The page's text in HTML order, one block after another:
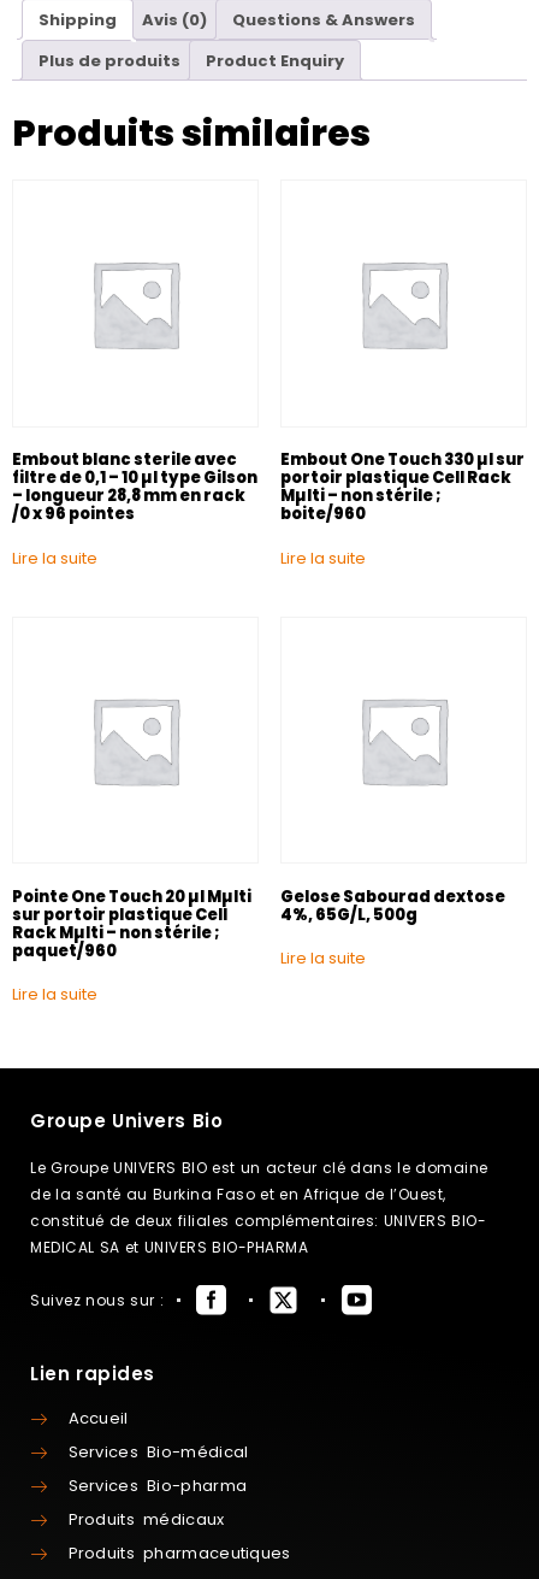
Shipping Avis (0)
Questions & Answers
Plus de produits
Product Enquiry
Produits similaires
Embout blanc sterile avec
filtre de 0,1 – 10 µl type Gilson
– longueur 28,8 mm en rack
/0 x 96 pointes
Lire la suite
Embout One Touch 330 µl sur
portoir plastique Cell Rack
Mµlti – non stérile ;
boite/960
Lire la suite
Pointe One Touch 20 µl Mµlti
sur portoir plastique Cell
Rack Mµlti – non stérile ;
paquet/960
Lire la suite
Gelose Sabourad dextose
4%, 65G/L, 500g
Lire la suite
Groupe Univers Bio
Le Groupe UNIVERS BIO est un acteur clé dans le domaine
de la santé au Burkina Faso et en Afrique de l’Ouest,
constitué de deux filiales complémentaires: UNIVERS BIO-
MEDICAL SA et UNIVERS BIO-PHARMA
Suivez nous sur :
Lien rapides
Accueil
Services Bio-médical
Services Bio-pharma
Produits médicaux
Produits pharmaceutiques